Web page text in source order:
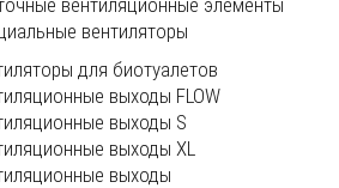
вентиляционные элементы
вентиляторы
для биотуалетов
выходы FLOW
выходы S
выходы XL
выходы